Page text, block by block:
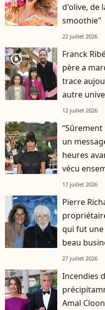
d'olive, de
smoothie"
22 juillet 2026
player2
Franck
père a
trace
autre
12 juillet 2026
“Sûrement
un
heures
vécu
17 juillet 2026
Pierre
qui fut une
beau
27 juillet 2026
Incendies
Amal